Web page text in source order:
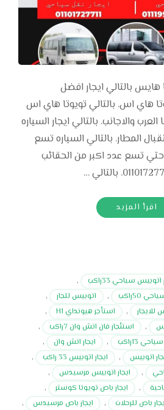
بالتالي ايجار افضل
هاي اس. بالتالي تويوتا هاي اس
العرب والاجانب. بالتالي ايجار السياره
المطار. بالتالي السياره تسع
حتي تسع عدد اكبر من الحقائب
اقرأ المزيد
سياحي 33راكب
,
50راكب
, اتوبيس للجار
,
, استأجر هيونداي H1
,
, استئجار فان اتش وان 7راكب
,
13راكب
, ايجار اتش وان
,
اتوبيس , ايجار اتوبيس 33 راكب
,
, ايجار اتوبيس مرسيدس
,
, ايجار باص تويوتا كوستر
,
باص للرحلات , ايجار باص مرسيدس
,